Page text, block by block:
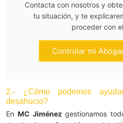
Contacta con nosotros y
tu situación, y te
proceder con
Controlar mi
2.- ¿Cómo podemos
desahucio?
En MC Jiménezgestionamos